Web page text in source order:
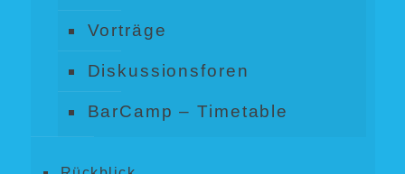
Vorträge
Diskussionsforen
BarCamp – Timetable